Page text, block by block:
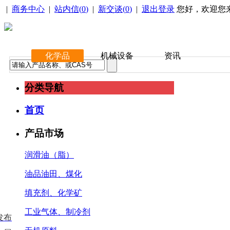
| 商务中心 | 站内信(0) | 新交谈(0) | 退出登录 您好，欢迎您
化学品 机械设备 资讯
分类导航
首页
产品市场
润滑油（脂）
油品油田、煤化
填充剂、化学矿
工业气体、制冷剂
布